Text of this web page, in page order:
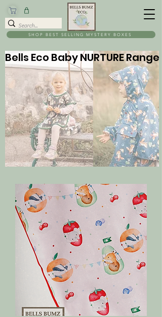
SHOP BEST SELLING MYSTERY BOXES
Bells Eco Baby NURTURE Range